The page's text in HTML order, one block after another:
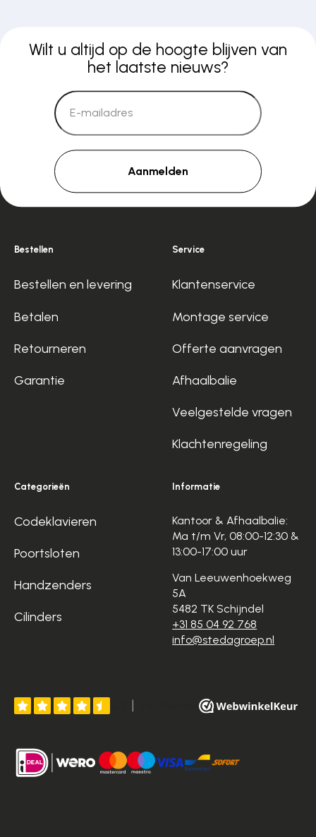
Wilt u altijd op de hoogte blijven van
het laatste nieuws?
Aanmelden
Bestellen
Bestellen en levering
Betalen
Retourneren
Garantie
Service
Klantenservice
Montage service
Offerte aanvragen
Afhaalbalie
Veelgestelde vragen
Klachtenregeling
Categorieën
Codeklavieren
Poortsloten
Handzenders
Cilinders
Informatie
Kantoor & Afhaalbalie:
Ma t/m Vr, 08:00-12:30 &
13:00-17:00 uur
Van Leeuwenhoekweg
5A
5482 TK Schijndel
+31 85 04 92 768
info@stedagroep.nl